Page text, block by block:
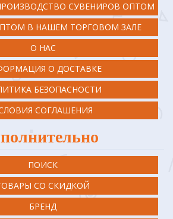
СУВЕНИРОВ ОПТОМ
В НАШЕМ ТОРГОВОМ ЗАЛЕ
О НАС
О ДОСТАВКЕ
БЕЗОПАСНОСТИ
СОГЛАШЕНИЯ
ПОИСК
СО СКИДКОЙ
БРЕНД